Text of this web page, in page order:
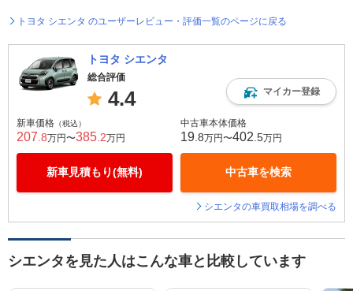
トヨタ シエンタ のユーザーレビュー・評価一覧のページに戻る
トヨタ シエンタ
総合評価
4.4 マイカー登録
新車価格 （税込）
207 .8万円〜385 .2万円
新車見積もり(無料)
中古車本体価格
19 .8万円〜402 .5万円
中古車を検索
シエンタの車買取相場を調べる
シエンタを見た人はこんな車と比較しています